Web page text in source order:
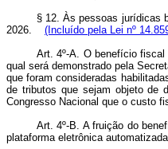
§ 12. Às pessoas jurídicas
2026. (Incluído pela Lei nº
Art. 4º-A. O benefício
qual será demonstrado pela
que foram consideradas
de tributos que sejam objeto de
Congresso Nacional que o custo
Art. 4º-B. A fruição do
plataforma eletrônica